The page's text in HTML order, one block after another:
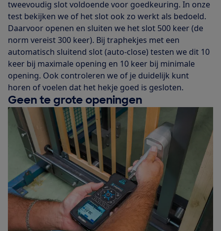
tweevoudig slot voldoende voor goedkeuring. In onze
test bekijken we of het slot ook zo werkt als bedoeld.
Daarvoor openen en sluiten we het slot 500 keer (de
norm vereist 300 keer). Bij traphekjes met een
automatisch sluitend slot (auto-close) testen we dit 10
keer bij maximale opening en 10 keer bij minimale
opening. Ook controleren we of je duidelijk kunt
horen of voelen dat het hekje goed is gesloten.
Geen te grote openingen